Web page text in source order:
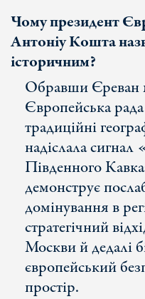
Чому президент
Антоніу Кошта
історичним?
Обравши Єреван
Європейська
традиційні
надіслала сигнал
Південного
демонструє
домінування в
стратегічний
Москви й дедалі
європейський
простір.